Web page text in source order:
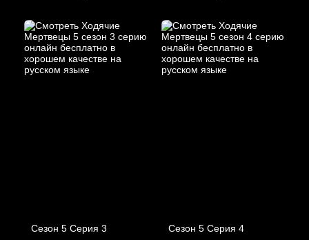
Сезон 5 Серия 3 Сезон 5 Серия 4